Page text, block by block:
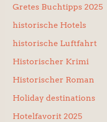
Gretes Buchtipps 2025
historische Hotels
historische Luftfahrt
Historischer Krimi
Historischer Roman
Holiday destinations
Hotelfavorit 2025